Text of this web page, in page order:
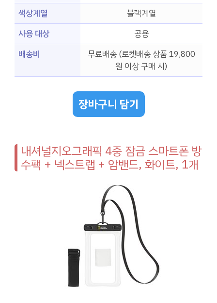
색상계열
블랙계열
사용 대상
공용
배송비
무료배송 (로켓배송 상품 19,800
원 이상 구매 시)
장바구니 담기
내셔널지오그래픽 4중 잠금 스마트폰 방
수팩 + 넥스트랩 + 암밴드, 화이트, 1개